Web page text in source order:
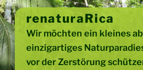
Zum
Inhalt
springen
renaturaRica
Wir möchten ein kleines
einzigartiges
vor der Zerstörung